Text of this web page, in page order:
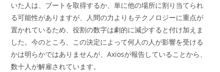
いた人は、ブートを取得するか、単に他の場所に割り当てられ
る可能性がありますが、人間の力よりもテクノロジーに重点が
置かれているため、役割の数字は劇的に減少すると付け加えま
した。今のところ、この決定によって何人の人が影響を受ける
かは明らかではありませんが、Axiosが報告していることから、
数十人が解雇されています。